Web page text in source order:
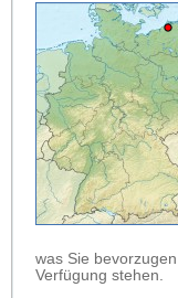
was Sie
Verfügung stehen.